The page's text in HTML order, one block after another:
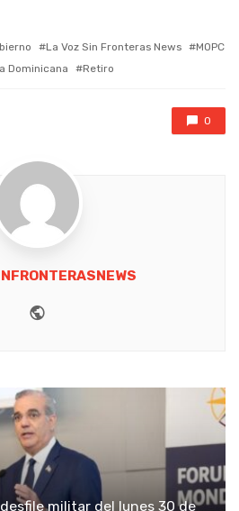
La Voz Sin Fronteras News
MOPC
Dominicana Retiro
0
militar del lunes 30 de